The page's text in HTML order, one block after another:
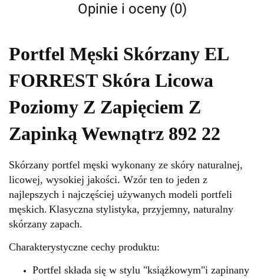
Opinie i oceny (0)
Portfel Męski Skórzany EL
FORREST Skóra Licowa
Poziomy Z Zapięciem Z
Zapinką Wewnątrz 892 22
Skórzany portfel męski wykonany ze skóry naturalnej,
licowej, wysokiej jakości. Wzór ten to jeden z
najlepszych i najczęściej używanych modeli portfeli
męskich. Klasyczna stylistyka, przyjemny, naturalny
skórzany zapach.
Charakterystyczne cechy produktu:
Portfel składa się w stylu "książkowym"i zapinany